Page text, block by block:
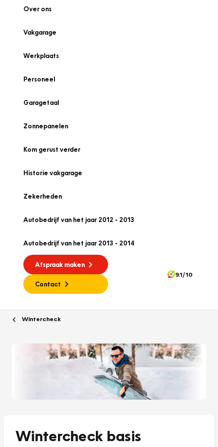
Over ons
Vakgarage
Werkplaats
Personeel
Garagetaal
Zonnepanelen
Kom gerust verder
Historie vakgarage
Zekerheden
Autobedrijf van het jaar 2012 - 2013
Autobedrijf van het jaar 2013 - 2014
Afspraak maken
Contact
9.1/10
Wintercheck
Wintercheck basis